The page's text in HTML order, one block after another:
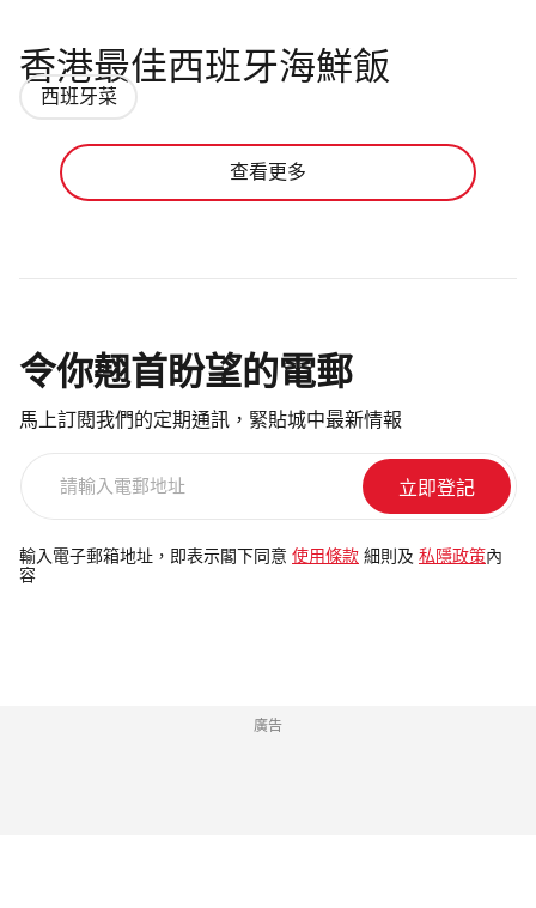
香港最佳西班牙海鮮飯
西班牙菜
查看更多
令你翹首盼望的電郵
馬上訂閱我們的定期通訊，緊貼城中最新情報
電
郵
輸入電子郵箱地址，即表示閣下同意 使用條款 細則及 私隱政策 內
容
廣告